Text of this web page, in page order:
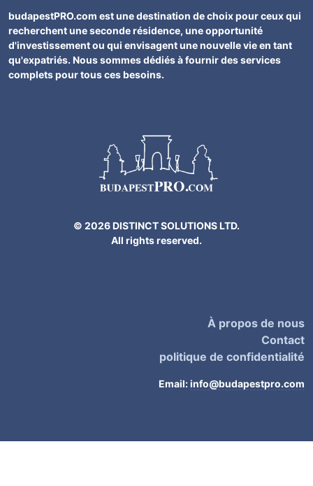
budapestPRO.com est une destination de choix pour ceux qui
recherchent une seconde résidence, une opportunité
d'investissement ou qui envisagent une nouvelle vie en tant
qu'expatriés. Nous sommes dédiés à fournir des services
complets pour tous ces besoins.
© 2026 DISTINCT SOLUTIONS LTD.
All rights reserved.
À propos de nous
Contact
politique de confidentialité
Email:info@budapestpro.com